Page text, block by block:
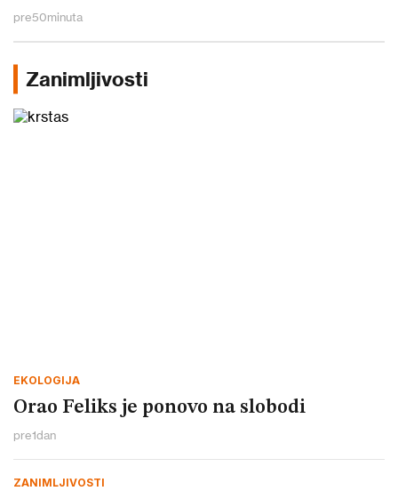
pre50minuta
Zanimljivosti
EKOLOGIJA
Orao Feliks je ponovo na slobodi
pre1dan
ZANIMLJIVOSTI